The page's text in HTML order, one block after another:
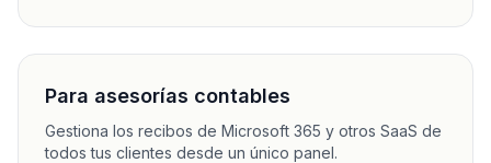
Para asesorías contables
Gestiona los recibos de Microsoft 365 y otros SaaS de
todos tus clientes desde un único panel.